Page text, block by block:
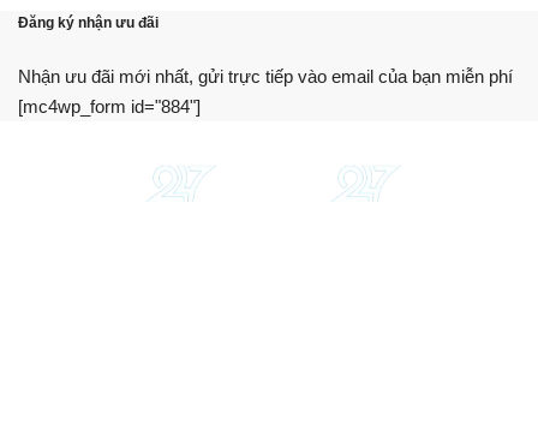
Đăng ký nhận ưu đãi
Nhận ưu đãi mới nhất, gửi trực tiếp vào email của bạn miễn phí
[mc4wp_form id="884"]